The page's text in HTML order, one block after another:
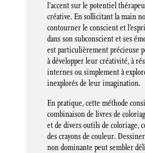
l’accent sur le potentiel
créative. En sollicitant la main
contourner le conscient et
dans son subconscient et ses
est particulièrement précieuse
à développer leur créativité, à
internes ou simplement à
inexplorés de leur imagination.
En pratique, cette méthode
combinaison de livres de
et de divers outils de coloriage,
des crayons de couleur.
non dominante peut sembler